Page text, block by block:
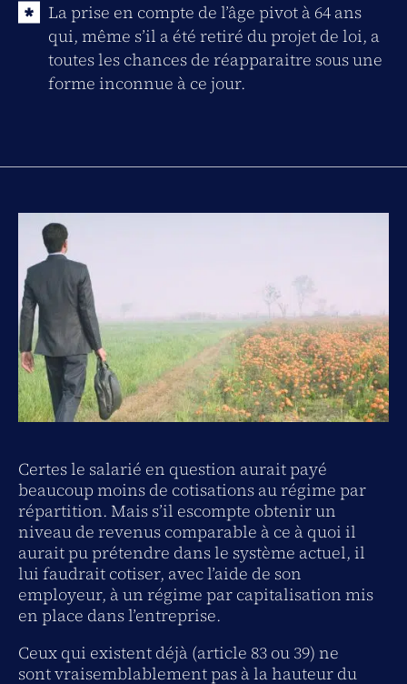
La prise en compte de l’âge pivot à 64 ans
qui, même s’il a été retiré du projet de loi, a
toutes les chances de réapparaitre sous une
forme inconnue à ce jour.
Certes le salarié en question aurait payé
beaucoup moins de cotisations au régime par
répartition. Mais s’il escompte obtenir un
niveau de revenus comparable à ce à quoi il
aurait pu prétendre dans le système actuel, il
lui faudrait cotiser, avec l’aide de son
employeur, à un régime par capitalisation mis
en place dans l’entreprise.
Ceux qui existent déjà (article 83 ou 39) ne
sont vraisemblablement pas à la hauteur du